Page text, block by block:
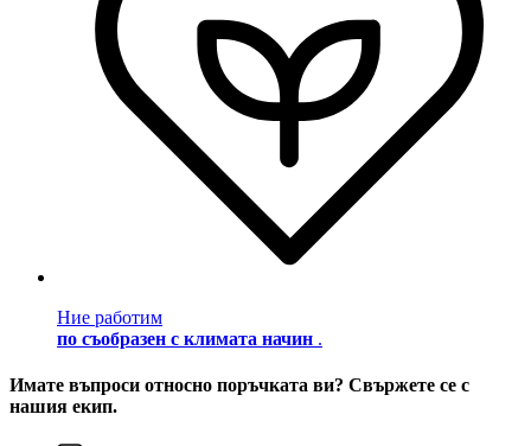
Ние работим
по съобразен с климата начин .
Имате въпроси относно поръчката ви? Свържете се с
нашия екип.